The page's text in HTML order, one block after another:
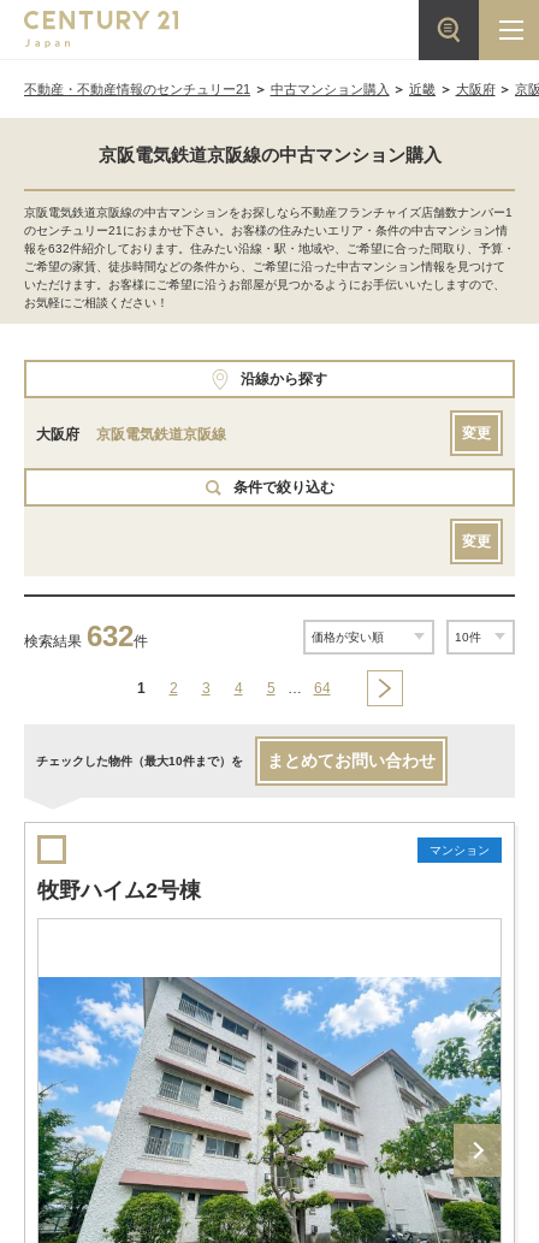
不動産・不動産情報のセンチュリー21 中古マンション購入 近畿 大阪府 京
京阪電気鉄道京阪線の中古マンション購入
京阪電気鉄道京阪線の中古マンションをお探しなら不動産フランチャイズ店舗数ナンバー1
のセンチュリー21におまかせ下さい。お客様の住みたいエリア・条件の中古マンション情
報を632件紹介しております。住みたい沿線・駅・地域や、ご希望に合った間取り、予算・
ご希望の家賃、徒歩時間などの条件から、ご希望に沿った中古マンション情報を見つけて
いただけます。お客様にご希望に沿うお部屋が見つかるようにお手伝いいたしますので、
お気軽にご相談ください！
沿線から探す
大阪府 京阪電気鉄道京阪線 変更
条件で絞り込む
変更
検索結果 632件
1 2 3 4 5 … 64
チェックした物件（最大10件まで）を まとめてお問い合わせ
マンション
牧野ハイム2号棟